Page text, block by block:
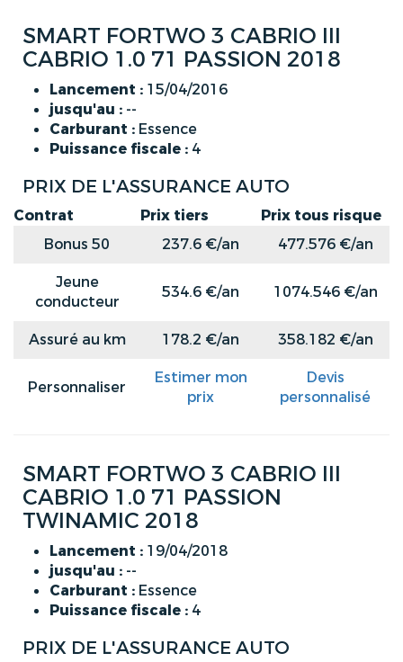
SMART FORTWO 3 CABRIO III
CABRIO 1.0 71 PASSION 2018
Lancement : 15/04/2016
jusqu'au : --
Carburant : Essence
Puissance fiscale : 4
PRIX DE L'ASSURANCE AUTO
Contrat Prix tiers
Prix tous risque
Bonus 50
237.6 €/an
477.576 €/an
Jeune
conducteur
534.6 €/an 1074.546 €/an
Assuré au km 178.2 €/an 358.182 €/an
Personnaliser
Estimer mon
prix
Devis
personnalisé
SMART FORTWO 3 CABRIO III
CABRIO 1.0 71 PASSION
TWINAMIC 2018
Lancement : 19/04/2018
jusqu'au : --
Carburant : Essence
Puissance fiscale : 4
PRIX DE L'ASSURANCE AUTO